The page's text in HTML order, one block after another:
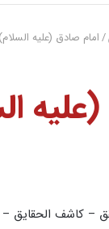
/امام صادق (علیه
– کاشف الحقایق